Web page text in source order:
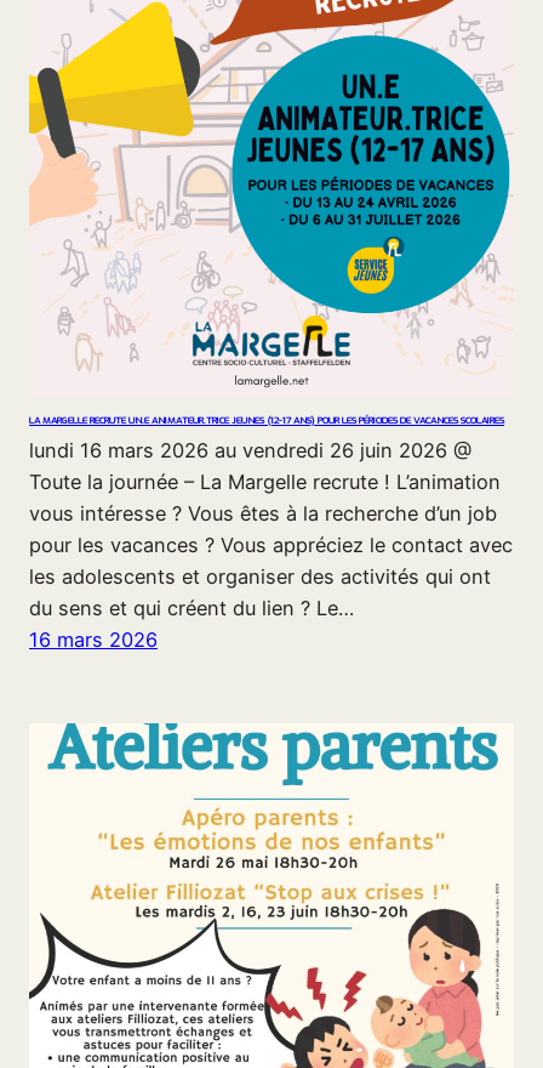
LA MARGELLE RECRUTE UN.E ANIMATEUR.TRICE JEUNES (12-17 ANS) POUR LES PÉRIODES DE VACANCES SCOLAIRES
lundi 16 mars 2026 au vendredi 26 juin 2026 @
Toute la journée – La Margelle recrute ! L’animation
vous intéresse ? Vous êtes à la recherche d’un job
pour les vacances ? Vous appréciez le contact avec
les adolescents et organiser des activités qui ont
du sens et qui créent du lien ? Le…
16 mars 2026